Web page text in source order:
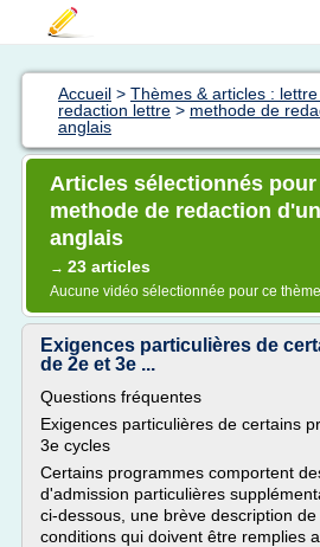
Accueil > Thèmes & articles :
redaction lettre > methode de
anglais
Articles sélectionnés pour
methode de redaction
anglais
→ 23 articles
Aucune vidéo sélectionnée pour ce thème
Exigences particulières de
de 2e et 3e ...
Questions fréquentes
Exigences particulières de certains
3e cycles
Certains programmes comportent
d'admission particulières
ci-dessous, une brève description
conditions qui doivent être remplies